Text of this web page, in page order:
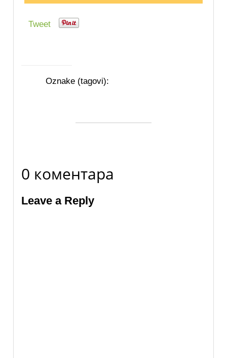
Tweet
Oznake (tagovi):
0 коментара
Leave a Reply